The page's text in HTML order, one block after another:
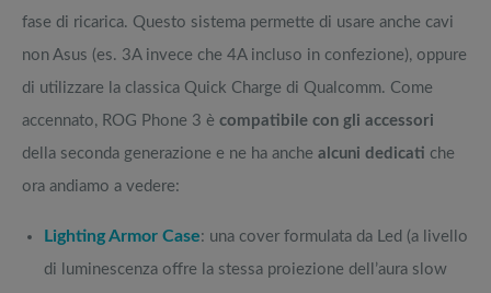
fase di ricarica. Questo sistema permette di usare anche cavi
non Asus (es. 3A invece che 4A incluso in confezione), oppure
di utilizzare la classica Quick Charge di Qualcomm. Come
accennato, ROG Phone 3 è compatibile con gli accessori
della seconda generazione e ne ha anche alcuni dedicati che
ora andiamo a vedere:
Lighting Armor Case: una cover formulata da Led (a livello
di luminescenza offre la stessa proiezione dell’aura slow